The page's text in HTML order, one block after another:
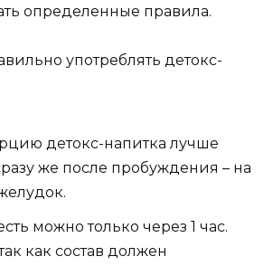
определенные правила.
употреблять детокс-
детокс-напитка лучше
же после пробуждения – на
можно только через 1 час.
как состав должен